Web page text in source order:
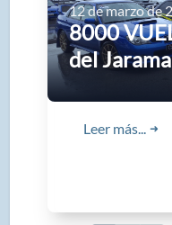
8000
del
12 de marzo de
Leer más... ➜